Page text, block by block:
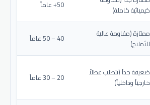
كيميائية كاملة)
50+ عاماً
ممتازة (مقاومة عالية
للأملاح)
40 – 50 عاماً
ضعيفة جداً (تتطلب عطلاً
خارجياً وداخلياً)
20 – 30 عاماً